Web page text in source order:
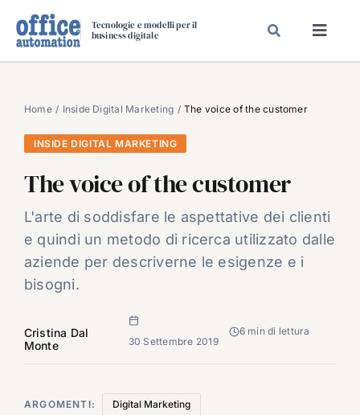
Tecnologie e modelli per il
business digitale
SPECIAL PAPER
TAVOLE ROTONDE DI REDAZIONE
CARRIERE
VIDEO
EVENTI
CHI SIAMO
Home Inside Digital Marketing The voice of the customer
INSIDE DIGITAL MARKETING
The voice of the customer
L'arte di soddisfare le aspettative dei clienti
e quindi un metodo di ricerca utilizzato dalle
aziende per descriverne le esigenze e i
bisogni.
Cristina Dal
Monte
30 Settembre 2019
6 min di lettura
ARGOMENTI: Digital Marketing